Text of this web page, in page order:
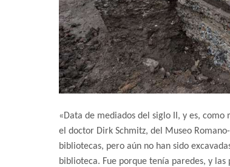
«Data de mediados del siglo II, y es,
el doctor Dirk Schmitz, del Museo
bibliotecas, pero aún no han sido
biblioteca. Fue porque tenía paredes, y las